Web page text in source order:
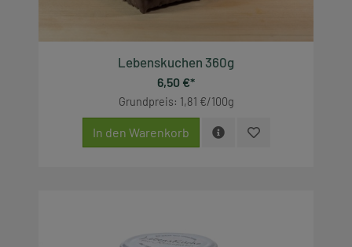
Lebenskuchen 360g
6,50 €*
Grundpreis: 1,81 €/100g
In den Warenkorb